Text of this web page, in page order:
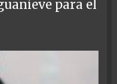
para el